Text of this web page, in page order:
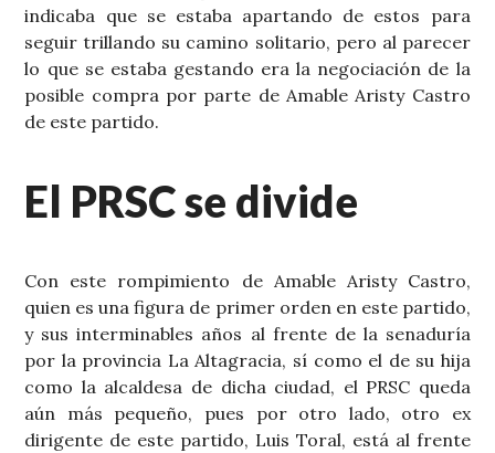
indicaba que se estaba apartando de estos para
seguir trillando su camino solitario, pero al parecer
lo que se estaba gestando era la negociación de la
posible compra por parte de Amable Aristy Castro
de este partido.
El PRSC se divide
Con este rompimiento de Amable Aristy Castro,
quien es una figura de primer orden en este partido,
y sus interminables años al frente de la senaduría
por la provincia La Altagracia, sí como el de su hija
como la alcaldesa de dicha ciudad, el PRSC queda
aún más pequeño, pues por otro lado, otro ex
dirigente de este partido, Luis Toral, está al frente